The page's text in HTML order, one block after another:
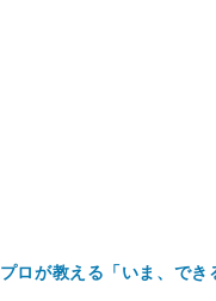
ロが教える「いま、でき